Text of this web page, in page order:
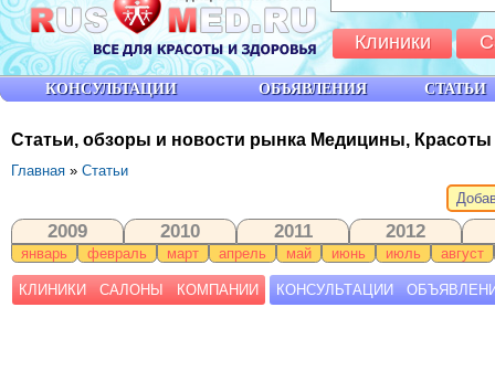
Статьи, обзоры и новости рынка Медицины,
Главная » Статьи
2009 2010 2011 2012
январь февраль март апрель май июнь июль август
КЛИНИКИ САЛОНЫ КОМПАНИИ КОНСУЛЬТАЦИИ
КОНСУЛЬТАЦИИ ОБЪЯВЛЕНИЯ СТАТЬИ
Клиники